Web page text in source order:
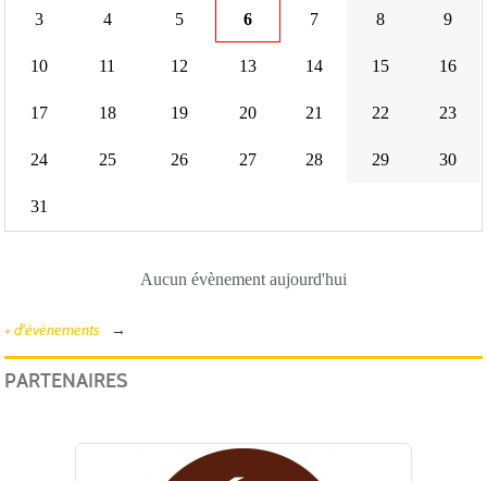
3 4 5 6 7 8 9
10 11 12 13 14 15 16
17 18 19 20 21 22 23
24 25 26 27 28 29 30
31
Aucun évènement aujourd'hui
+ d'évènements
PARTENAIRES